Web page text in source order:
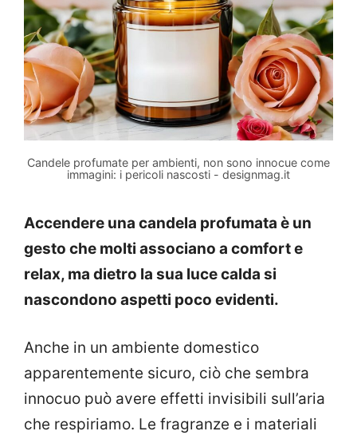
Candele profumate per ambienti, non sono innocue come
immagini: i pericoli nascosti - designmag.it
Accendere una candela profumata è un
gesto che molti associano a comfort e
relax, ma dietro la sua luce calda si
nascondono aspetti poco evidenti.
Anche in un ambiente domestico
apparentemente sicuro, ciò che sembra
innocuo può avere effetti invisibili sull’aria
che respiriamo. Le fragranze e i materiali